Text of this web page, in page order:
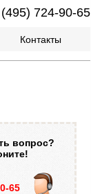
(495) 724-90-65
Контакты
вопрос?
65